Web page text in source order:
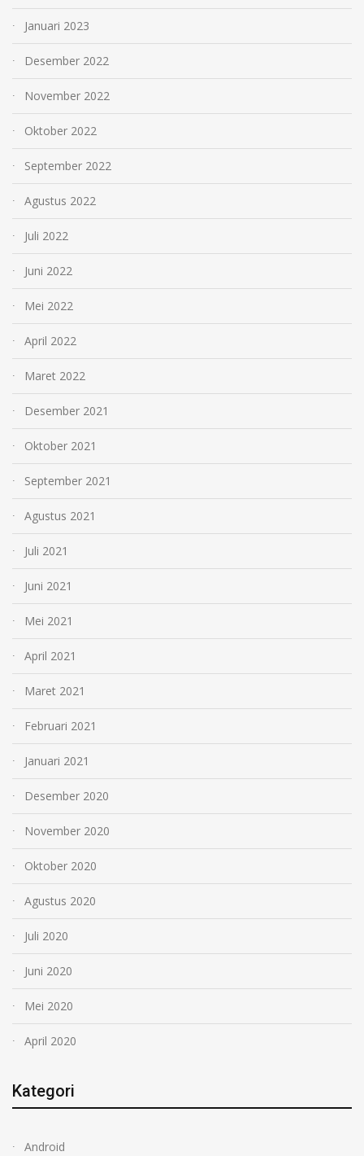
Januari 2023
Desember 2022
November 2022
Oktober 2022
September 2022
Agustus 2022
Juli 2022
Juni 2022
Mei 2022
April 2022
Maret 2022
Desember 2021
Oktober 2021
September 2021
Agustus 2021
Juli 2021
Juni 2021
Mei 2021
April 2021
Maret 2021
Februari 2021
Januari 2021
Desember 2020
November 2020
Oktober 2020
Agustus 2020
Juli 2020
Juni 2020
Mei 2020
April 2020
Kategori
Android